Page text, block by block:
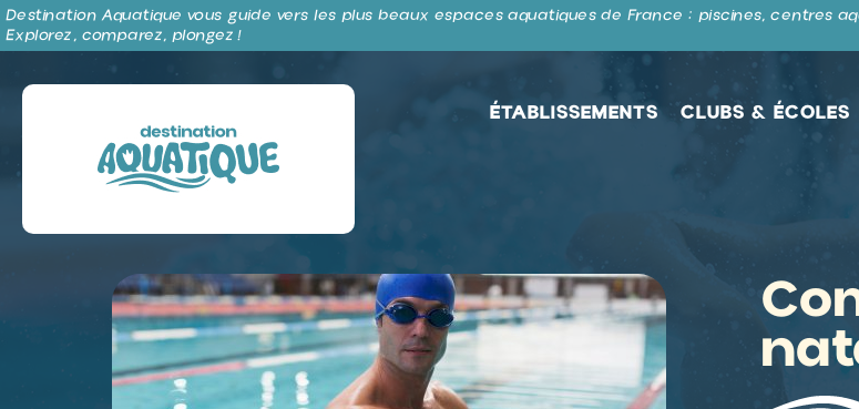
Destination Aquatique vous guide vers les plus beaux espaces aquatiques de France : piscines, centres
Explorez, comparez, plongez !
ÉTABLISSEMENTS CLUBS & ÉCOLES
Panneau de gestion des cookies